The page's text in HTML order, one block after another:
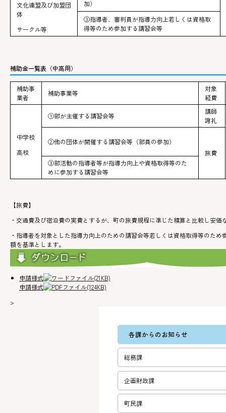
文化連盟及び加盟団
体
サークル等
加）
③指導者、審判員が指導力向上若しくは資格取
得等のため参加する講習会等
補助金一覧表（中高用）
補助事
業者
補助事業等
対象
経費
中学校
高校
①部が主催する講習会等
講師
謝礼
②他の団体が開催する講習会等（部員の参加）
旅費
③部活動の指導者等が指導力向上や資格取得等のた
めに参加する講習会等
【旅費】
・交通費及び宿泊費の実費とするが、町の旅費規程に準じた積算と比較し安価
・指導者を対象とした指導力向上のための講習会等若しくは資格取得等のた
額を基準とします。
申請様式
(21KB)
申請様式
(124KB)
>
各課からのお知らせ
総務課
企画財政課
町民課